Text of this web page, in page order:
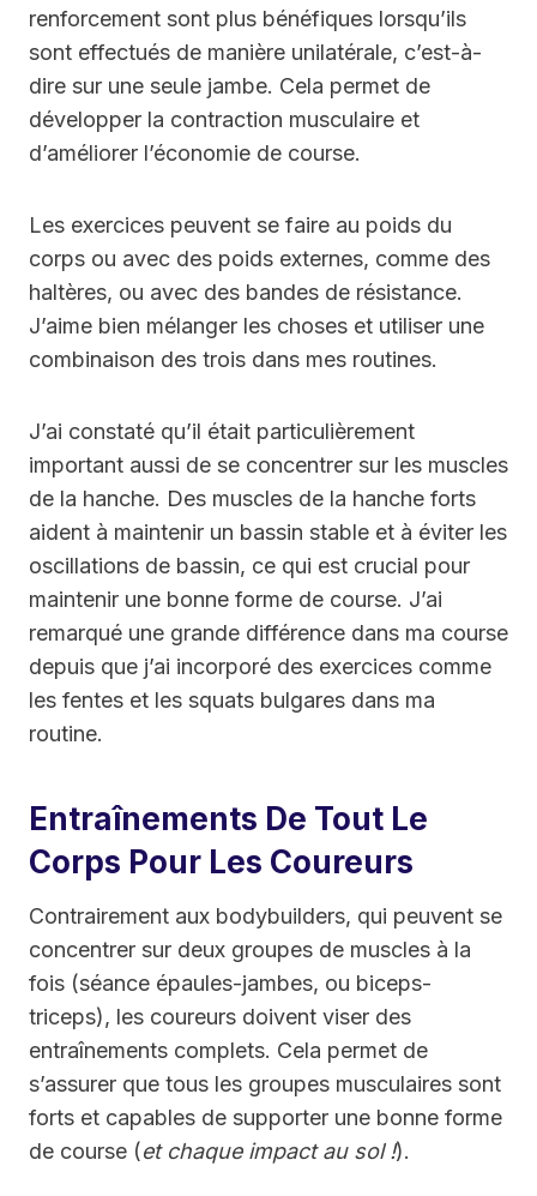
renforcement sont plus bénéfiques lorsqu’ils
sont effectués de manière unilatérale, c’est-à-
dire sur une seule jambe. Cela permet de
développer la contraction musculaire et
d’améliorer l’économie de course.
Les exercices peuvent se faire au poids du
corps ou avec des poids externes, comme des
haltères, ou avec des bandes de résistance.
J’aime bien mélanger les choses et utiliser une
combinaison des trois dans mes routines.
J’ai constaté qu’il était particulièrement
important aussi de se concentrer sur les muscles
de la hanche. Des muscles de la hanche forts
aident à maintenir un bassin stable et à éviter les
oscillations de bassin, ce qui est crucial pour
maintenir une bonne forme de course. J’ai
remarqué une grande différence dans ma course
depuis que j’ai incorporé des exercices comme
les fentes et les squats bulgares dans ma
routine.
Entraînements De Tout Le
Corps Pour Les Coureurs
Contrairement aux bodybuilders, qui peuvent se
concentrer sur deux groupes de muscles à la
fois (séance épaules-jambes, ou biceps-
triceps), les coureurs doivent viser des
entraînements complets. Cela permet de
s’assurer que tous les groupes musculaires sont
forts et capables de supporter une bonne forme
de course (et chaque impact au sol !).